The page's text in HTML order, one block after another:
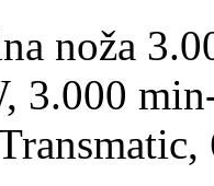
noža
3.000